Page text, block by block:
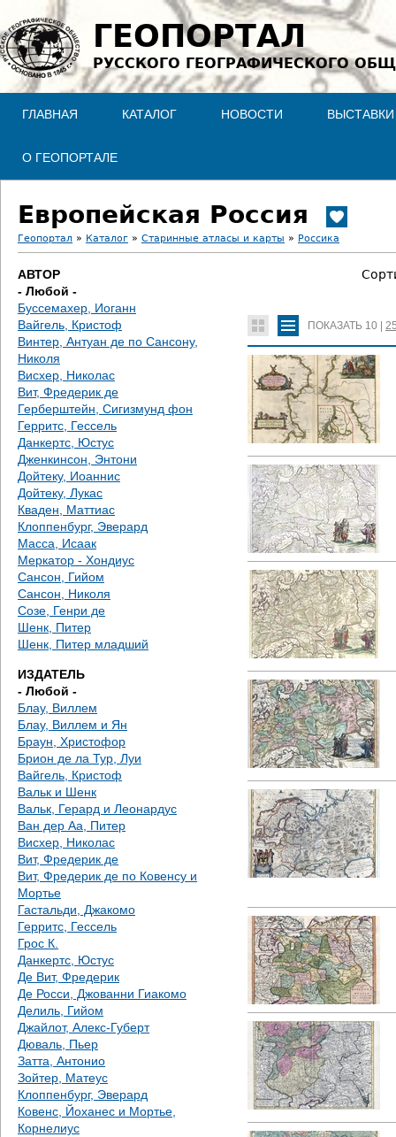
Jump to navigation
ГЕОПОРТАЛ
РУССКОГО ГЕОГРАФИЧЕСКОГО
ГЛАВНАЯ КАТАЛОГ НОВОСТИ ВЫСТАВКИ
О ГЕОПОРТАЛЕ
Европейская Россия
В
ы
з
д
е
с
ь
Геопортал » Каталог » Старинные атласы и карты » Россика
АВТОР
- Любой -
Буссемахер, Иоганн
Вайгель, Кристоф
Винтер, Антуан де по Сансону,
Николя
Висхер, Николас
Вит, Фредерик де
Герберштейн, Сигизмунд фон
Герритс, Гессель
Данкертс, Юстус
Дженкинсон, Энтони
Дойтеку, Иоаннис
Дойтеку, Лукас
Кваден, Маттиас
Клоппенбург, Эверард
Масса, Исаак
Меркатор - Хондиус
Сансон, Гийом
Сансон, Николя
Созе, Генри де
Шенк, Питер
Шенк, Питер младший
ИЗДАТЕЛЬ
- Любой -
Блау, Виллем
Блау, Виллем и Ян
Браун, Христофор
Брион де ла Тур, Луи
Вайгель, Кристоф
Вальк и Шенк
Вальк, Герард и Леонардус
Ван дер Аа, Питер
Висхер, Николас
Вит, Фредерик де
Вит, Фредерик де по Ковенсу и
Мортье
Гастальди, Джакомо
Герритс, Гессель
Грос К.
Данкертс, Юстус
Де Вит, Фредерик
Де Росси, Джованни Гиакомо
Делиль, Гийом
Джайлот, Алекс-Губерт
Дюваль, Пьер
Затта, Антонио
Зойтер, Матеус
Клоппенбург, Эверард
Ковенс, Йоханес и Мортье,
Корнелиус
ПОКАЗАТЬ 10